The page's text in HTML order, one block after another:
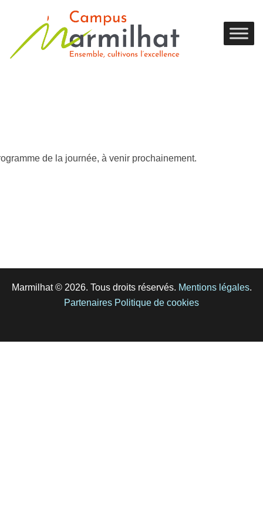
de la journée, à venir prochainement.
Marmilhat © 2026. Tous droits réservés. Mentions légales.
Partenaires Politique de cookies